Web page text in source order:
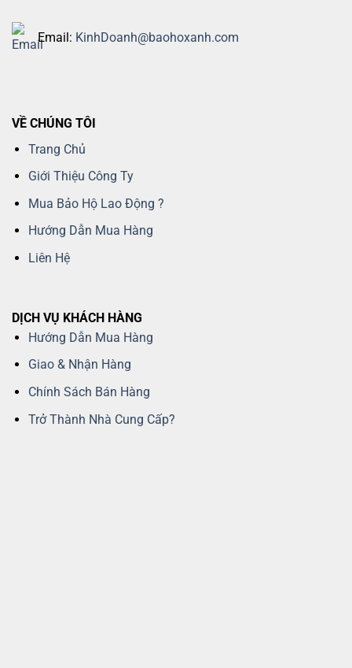
Email: KinhDoanh@baohoxanh.com
VỀ CHÚNG TÔI
Trang Chủ
Giới Thiệu Công Ty
Mua Bảo Hộ Lao Động ?
Hướng Dẫn Mua Hàng
Liên Hệ
DỊCH VỤ KHÁCH HÀNG
Hướng Dẫn Mua Hàng
Giao & Nhận Hàng
Chính Sách Bán Hàng
Trở Thành Nhà Cung Cấp?